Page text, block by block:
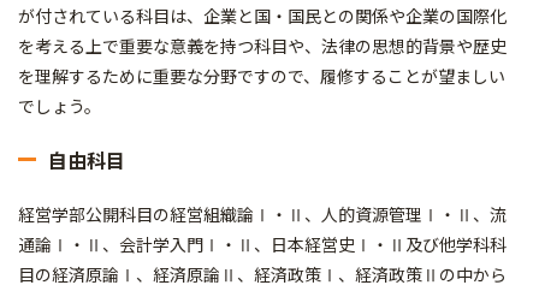
が付されている科目は、企業と国・国民との関係や企業の国際化
を考える上で重要な意義を持つ科目や、法律の思想的背景や歴史
を理解するために重要な分野ですので、履修することが望ましい
でしょう。
自由科目
経営学部公開科目の経営組織論Ⅰ・Ⅱ、人的資源管理Ⅰ・Ⅱ、流
通論Ⅰ・Ⅱ、会計学入門Ⅰ・Ⅱ、日本経営史Ⅰ・Ⅱ及び他学科科
目の経済原論Ⅰ、経済原論Ⅱ、経済政策Ⅰ、経済政策Ⅱの中から